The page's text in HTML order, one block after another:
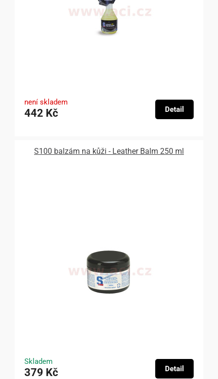
není skladem
442 Kč Detail
S100 balzám na kůži - Leather Balm 250 ml
Skladem
379 Kč Detail